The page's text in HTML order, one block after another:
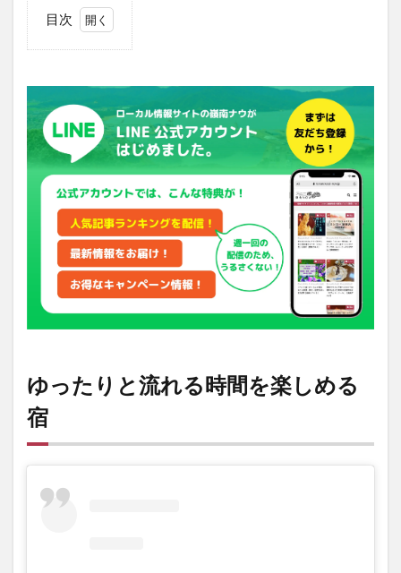
目次
り
流
れ
る
宿
で4部
屋の
たま
らな
い
ゆったりと流れる時間を楽しめる
宿